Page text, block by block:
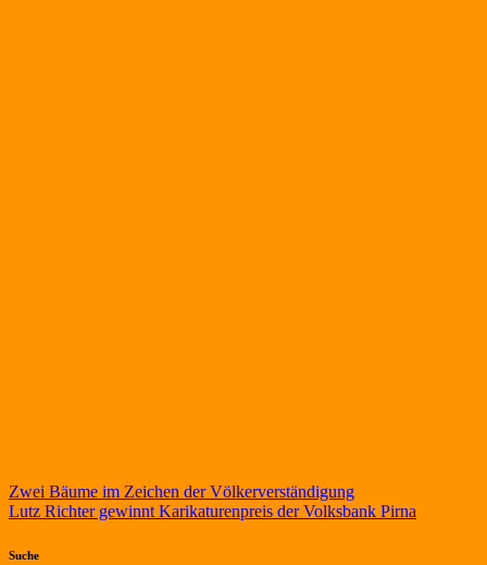
Beitragsnavigation
Zwei Bäume im Zeichen der Völkerverständigung
Lutz Richter gewinnt Karikaturenpreis der Volksbank Pirna
Suche